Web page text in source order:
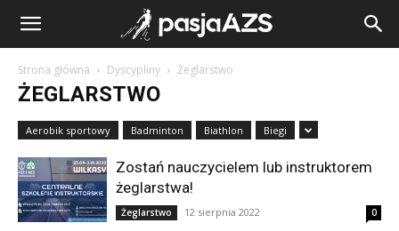
Strona główna Dyscypliny Żeglarstwo
ŻEGLARSTWO
Aerobik sportowy Badminton Biathlon Biegi
Zostań nauczycielem lub instruktorem
żeglarstwa!
Żeglarstwo 12 sierpnia 2022 0